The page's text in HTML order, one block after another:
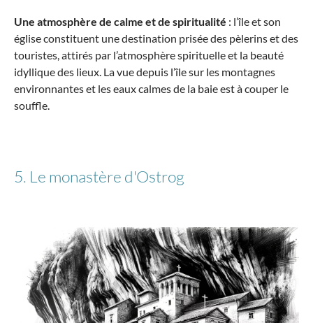
Une atmosphère de calme et de spiritualité : l’île et son
église constituent une destination prisée des pèlerins et des
touristes, attirés par l’atmosphère spirituelle et la beauté
idyllique des lieux. La vue depuis l’île sur les montagnes
environnantes et les eaux calmes de la baie est à couper le
souffle.
5. Le monastère d'Ostrog